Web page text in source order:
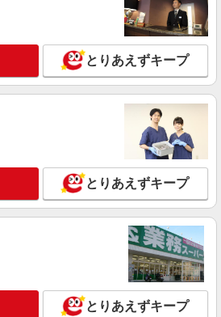
とりあえずキープ
とりあえずキープ
とりあえずキープ